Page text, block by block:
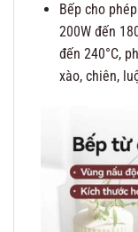
Bếp cho
200W đến
đến 240°C,
xào, chiên,